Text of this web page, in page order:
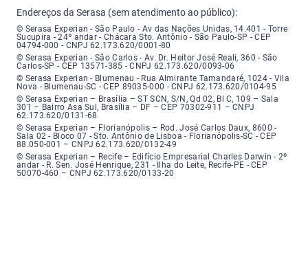
Endereços da Serasa (sem atendimento ao público):
Serasa Experian - São Paulo - Endereço: Avenida das Nações Unidas,
© Serasa Experian - São Paulo - Av das Nações Unidas, 14.401 - Torre
Sucupira - 24º andar - Chácara Sto. Antônio - São Paulo-SP - CEP
04794-000 - CNPJ 62.173.620/0001-80
Serasa Experian - São Carlos - Endereço: Avenida Doutor Heitor José
© Serasa Experian - São Carlos - Av. Dr. Heitor José Reali, 360 - São
Carlos-SP - CEP 13571-385 - CNPJ 62.173.620/0093-06
Serasa Experian - Blumenau - Endereço: Rua Almirante Tamandaré,
© Serasa Experian - Blumenau - Rua Almirante Tamandaré, 1024 - Vila
Nova - Blumenau-SC - CEP 89035-000 - CNPJ 62.173.620/0104-95
Serasa Experian - Brasília, Endereço: Setor Comercial Norte, sem
© Serasa Experian – Brasília – ST SCN, S/N, Qd 02, Bl C, 109 – Sala
301 – Bairro Asa Sul, Brasília – DF – CEP 70302-911 – CNPJ
62.173.620/0131-68
Serasa Experian - Florianópolis, Endereço: Rodovia José Carlos, número
© Serasa Experian – Florianópolis – Rod. José Carlos Daux, 8600 -
Sala 02 - Bloco 07 - Sto. Antônio de Lisboa - Florianópolis-SC - CEP
88.050-001 – CNPJ 62.173.620/0132-49
Serasa Experian - Recife, Endereço: Edifício Empresarial Charles Darwin,
© Serasa Experian – Recife – Edifício Empresarial Charles Darwin - 2º
andar - R. Sen. José Henrique, 231 - Ilha do Leite, Recife-PE - CEP
50070-460 – CNPJ 62.173.620/0133-20